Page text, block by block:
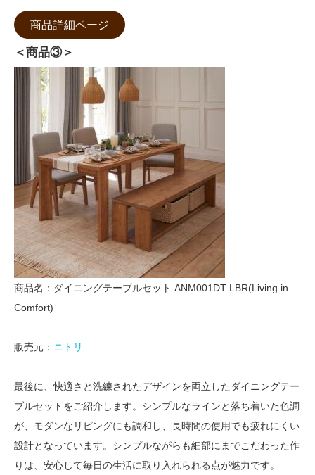
商品詳細ページ
＜商品③＞
商品名：ダイニングテーブルセット ANM001DT LBR(Living in
Comfort)
販売元： ニトリ
最後に、快適さと洗練されたデザインを両立したダイニングテー
ブルセットをご紹介します。シンプルなラインと落ち着いた色調
が、モダンなリビングにも調和し、長時間の使用でも疲れにくい
設計となっています。シンプルながらも細部にまでこだわった作
りは、安心して毎日の生活に取り入れられる点が魅力です。